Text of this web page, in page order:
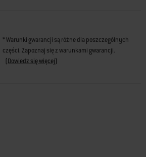
* Warunki gwarancji są różne dla poszczególnych
części. Zapoznaj się z warunkami gwarancji.
(Dowiedz się więcej)